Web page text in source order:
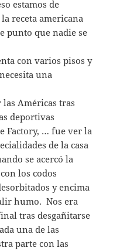
estamos de
receta americana
punto que nadie se
con varios pisos y
una
Américas tras
deportivas
Factory, … fue ver la
de la casa
se acercó la
los codos
y encima
humo. Nos era
tras desgañitarse
una de las
parte con las